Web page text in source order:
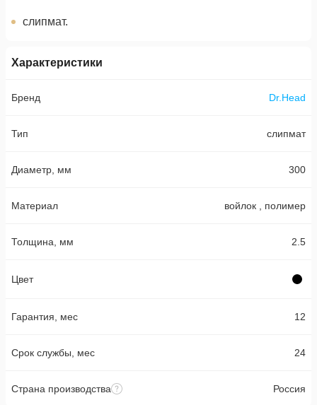
слипмат.
Характеристики
Бренд Dr.Head
Тип слипмат
Диаметр, мм 300
Материал войлок , полимер
Толщина, мм 2.5
Цвет
Гарантия, мес 12
Срок службы, мес 24
Страна производства Россия